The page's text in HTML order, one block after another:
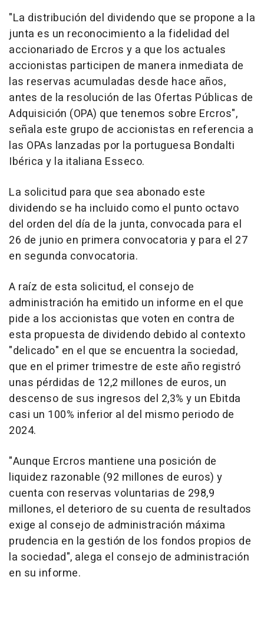
"La distribución del dividendo que se propone a la
junta es un reconocimiento a la fidelidad del
accionariado de Ercros y a que los actuales
accionistas participen de manera inmediata de
las reservas acumuladas desde hace años,
antes de la resolución de las Ofertas Públicas de
Adquisición (OPA) que tenemos sobre Ercros",
señala este grupo de accionistas en referencia a
las OPAs lanzadas por la portuguesa Bondalti
Ibérica y la italiana Esseco.
La solicitud para que sea abonado este
dividendo se ha incluido como el punto octavo
del orden del día de la junta, convocada para el
26 de junio en primera convocatoria y para el 27
en segunda convocatoria.
A raíz de esta solicitud, el consejo de
administración ha emitido un informe en el que
pide a los accionistas que voten en contra de
esta propuesta de dividendo debido al contexto
"delicado" en el que se encuentra la sociedad,
que en el primer trimestre de este año registró
unas pérdidas de 12,2 millones de euros, un
descenso de sus ingresos del 2,3% y un Ebitda
casi un 100% inferior al del mismo periodo de
2024.
"Aunque Ercros mantiene una posición de
liquidez razonable (92 millones de euros) y
cuenta con reservas voluntarias de 298,9
millones, el deterioro de su cuenta de resultados
exige al consejo de administración máxima
prudencia en la gestión de los fondos propios de
la sociedad", alega el consejo de administración
en su informe.